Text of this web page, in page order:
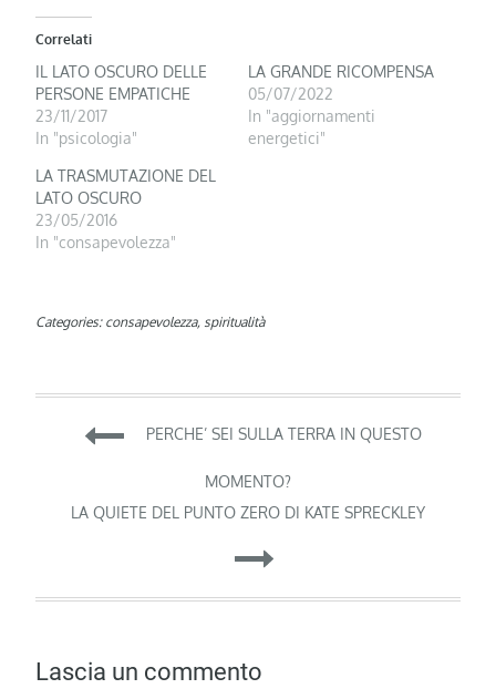
Correlati
IL LATO OSCURO DELLE
PERSONE EMPATICHE
23/11/2017
In "psicologia"
LA GRANDE RICOMPENSA
05/07/2022
In "aggiornamenti
energetici"
LA TRASMUTAZIONE DEL
LATO OSCURO
23/05/2016
In "consapevolezza"
Categories: consapevolezza, spiritualità
Navigazione
articoli
PERCHE’ SEI SULLA TERRA IN QUESTO
MOMENTO?
LA QUIETE DEL PUNTO ZERO DI KATE SPRECKLEY
Lascia un commento